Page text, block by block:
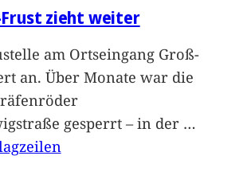
zieht weiter
am Ortseingang Groß-
an. Über Monate war die
gesperrt – in der …